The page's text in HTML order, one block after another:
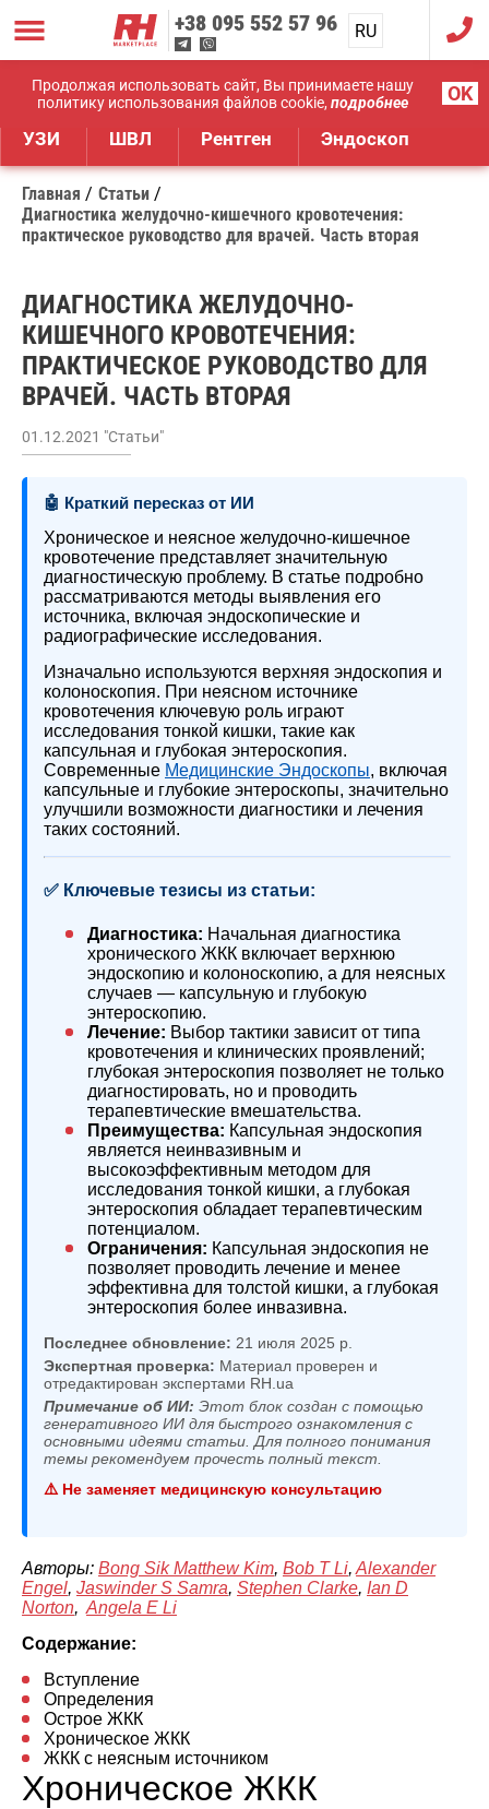
Продолжая использовать сайт, Вы принимаете нашу
политику использования файлов cookie, подробнее OK
+38 095 552 57 96 RU
UA
Дистрибуция медицинского оборудования
УЗИ ШВЛ Рентген Эндоскоп
Главная
Статьи
Диагностика желудочно-кишечного кровотечения:
практическое руководство для врачей. Часть вторая
ДИАГНОСТИКА ЖЕЛУДОЧНО-
КИШЕЧНОГО КРОВОТЕЧЕНИЯ:
ПРАКТИЧЕСКОЕ РУКОВОДСТВО ДЛЯ
ВРАЧЕЙ. ЧАСТЬ ВТОРАЯ
01.12.2021 "Статьи"
🤖 Краткий пересказ от ИИ
Хроническое и неясное желудочно-кишечное
кровотечение представляет значительную
диагностическую проблему. В статье подробно
рассматриваются методы выявления его
источника, включая эндоскопические и
радиографические исследования.
Изначально используются верхняя эндоскопия и
колоноскопия. При неясном источнике
кровотечения ключевую роль играют
исследования тонкой кишки, такие как
капсульная и глубокая энтероскопия.
Современные Медицинские Эндоскопы, включая
капсульные и глубокие энтероскопы, значительно
улучшили возможности диагностики и лечения
таких состояний.
✅ Ключевые тезисы из статьи:
Диагностика: Начальная диагностика
хронического ЖКК включает верхнюю
эндоскопию и колоноскопию, а для неясных
случаев — капсульную и глубокую
энтероскопию.
Лечение: Выбор тактики зависит от типа
кровотечения и клинических проявлений;
глубокая энтероскопия позволяет не только
диагностировать, но и проводить
терапевтические вмешательства.
Преимущества: Капсульная эндоскопия
является неинвазивным и
высокоэффективным методом для
исследования тонкой кишки, а глубокая
энтероскопия обладает терапевтическим
потенциалом.
Ограничения: Капсульная эндоскопия не
позволяет проводить лечение и менее
эффективна для толстой кишки, а глубокая
энтероскопия более инвазивна.
Последнее обновление: 21 июля 2025 р.
Экспертная проверка: Материал проверен и
отредактирован экспертами RH.ua
Примечание об ИИ: Этот блок создан с помощью
генеративного ИИ для быстрого ознакомления с
основными идеями статьи. Для полного понимания
темы рекомендуем прочесть полный текст.
⚠️ Не заменяет медицинскую консультацию
Авторы: Bong Sik Matthew Kim, Bob T Li, Alexander
Engel, Jaswinder S Samra, Stephen Clarke, Ian D
Norton, Angela E Li
Содержание:
Вступление
Определения
Острое ЖКК
Хроническое ЖКК
ЖКК с неясным источником
Хроническое ЖКК